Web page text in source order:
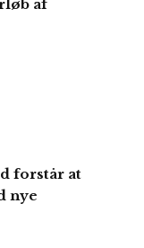
af
forstår at
nye